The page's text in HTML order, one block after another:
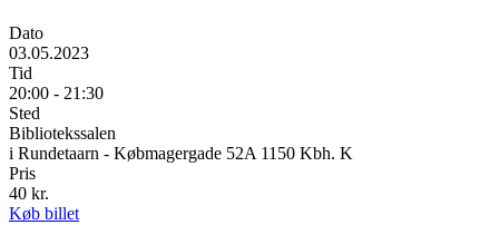
Dato
03.05.2023
Tid
20:00 - 21:30
Sted
Bibliotekssalen
i Rundetaarn - Købmagergade 52A 1150 Kbh. K
Pris
40 kr.
Køb billet